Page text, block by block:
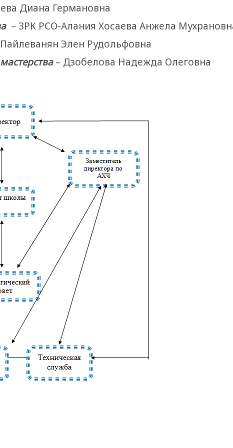
Диана Германовна
– ЗРК РСО-Алания Хосаева Анжела
Элен Рудольфовна
– Дзобелова Надежда Олеговна